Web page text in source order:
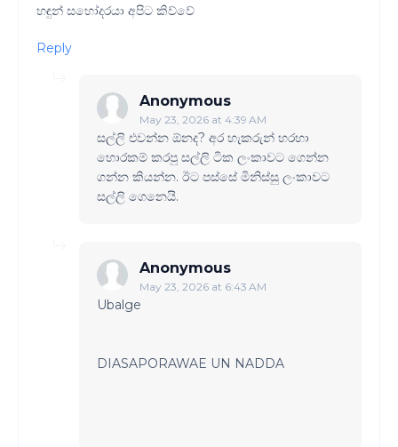
හඳුන් සහෝදරයා අපිට කිව්වේ
Reply
Anonymous
May 23, 2026 at 4:39 AM
සල්ලි එවන්න ඕනද? අර හැකරුන් හරහා
හොරකම් කරපු සල්ලි ටික ලංකාවට ගෙන්න
ගන්න කියන්න. ඊට පස්සේ මිනිස්සු ලංකාවට
සල්ලි ගෙනෙයි.
Anonymous
May 23, 2026 at 6:43 AM
Ubalge
DIASAPORAWAE UN NADDA